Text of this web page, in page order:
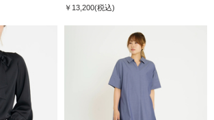
￥13,200(税込)